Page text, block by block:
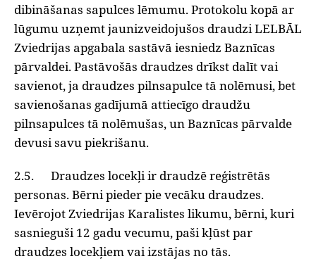
dibināšanas sapulces lēmumu. Protokolu kopā ar
lūgumu uzņemt jaunizveidojušos draudzi LELBĀL
Zviedrijas apgabala sastāvā iesniedz Baznīcas
pārvaldei. Pastāvošās draudzes drīkst dalīt vai
savienot, ja draudzes pilnsapulce tā nolēmusi, bet
savienošanas gadījumā attiecīgo draudžu
pilnsapulces tā nolēmušas, un Baznīcas pārvalde
devusi savu piekrišanu.
2.5. Draudzes locekļi ir draudzē reģistrētās
personas. Bērni pieder pie vecāku draudzes.
Ievērojot Zviedrijas Karalistes likumu, bērni, kuri
sasnieguši 12 gadu vecumu, paši kļūst par
draudzes locekļiem vai izstājas no tās.